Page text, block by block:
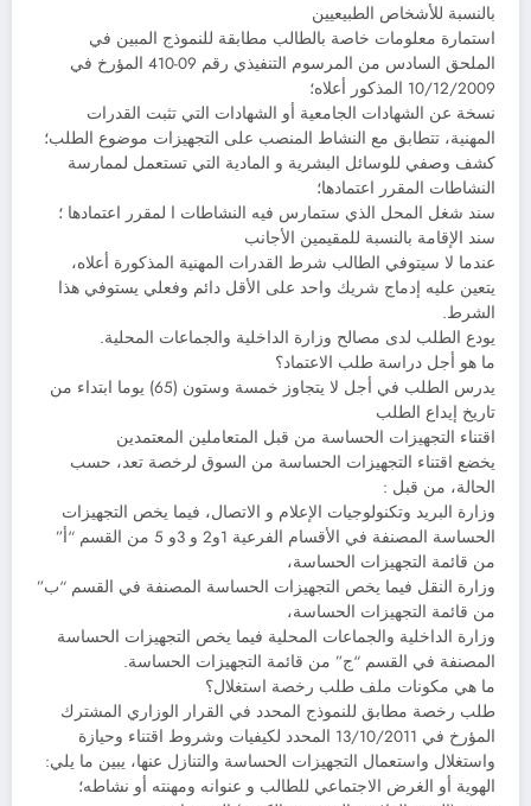
بالنسبة للأشخاص الطبيعيين
استمارة معلومات خاصة بالطالب مطابقة للنموذج المبين في
الملحق السادس من المرسوم التنفيذي رقم 09-410 المؤرخ في
10/12/2009 المذكور أعلاه؛
نسخة عن الشهادات الجامعية أو الشهادات التي تثبت القدرات
المهنية، تتطابق مع النشاط المنصب على التجهيزات موضوع الطلب؛
كشف وصفي للوسائل البشرية و المادية التي تستعمل لممارسة
النشاطات المقرر اعتمادها؛
سند شغل المحل الذي ستمارس فيه النشاطات ا لمقرر اعتمادها ؛
سند الإقامة بالنسبة للمقيمين الأجانب
عندما لا سيتوفي الطالب شرط القدرات المهنية المذكورة أعلاه،
يتعين عليه إدماج شريك واحد على الأقل دائم وفعلي يستوفي هذا
الشرط.
يودع الطلب لدى مصالح وزارة الداخلية والجماعات المحلية.
ما هو أجل دراسة طلب الاعتماد؟
يدرس الطلب في أجل لا يتجاوز خمسة وستون (65) يوما ابتداء من
تاريخ إيداع الطلب
اقتناء التجهيزات الحساسة من قبل المتعاملين المعتمدين
يخضع اقتناء التجهيزات الحساسة من السوق لرخصة تعد، حسب
الحالة، من قبل :
وزارة البريد وتكنولوجيات الإعلام و الاتصال، فيما يخص التجهيزات
الحساسة المصنفة في الأقسام الفرعية 1و2 و 3و 5 من القسم “أ”
من قائمة التجهيزات الحساسة،
وزارة النقل فيما يخص التجهيزات الحساسة المصنفة في القسم “ب”
من قائمة التجهيزات الحساسة،
وزارة الداخلية والجماعات المحلية فيما يخص التجهيزات الحساسة
المصنفة في القسم “ج” من قائمة التجهيزات الحساسة.
ما هي مكونات ملف طلب رخصة استغلال؟
طلب رخصة مطابق للنموذج المحدد في القرار الوزاري المشترك
المؤرخ في 13/10/2011 المحدد لكيفيات وشروط اقتناء وحيازة
واستغلال واستعمال التجهيزات الحساسة والتنازل عنها، يبين ما يلي:
الهوية أو الغرض الاجتماعي للطالب و عنوانه ومهنته أو نشاطه؛